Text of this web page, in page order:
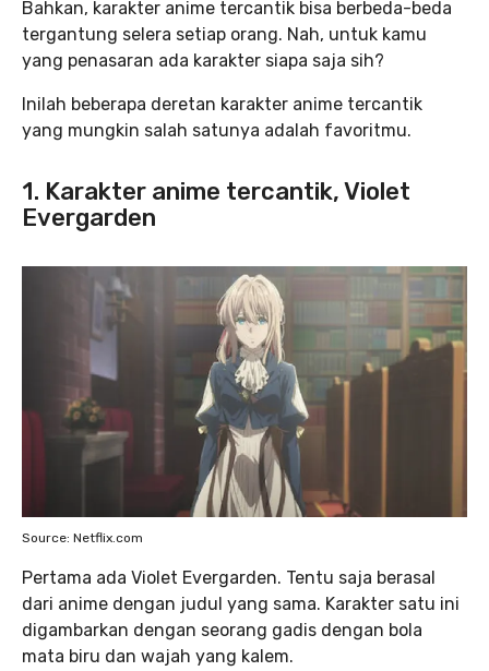
Bahkan, karakter anime tercantik bisa berbeda-beda
tergantung selera setiap orang. Nah, untuk kamu
yang penasaran ada karakter siapa saja sih?
Inilah beberapa deretan karakter anime tercantik
yang mungkin salah satunya adalah favoritmu.
1. Karakter anime tercantik, Violet
Evergarden
Source: Netflix.com
Pertama ada Violet Evergarden. Tentu saja berasal
dari anime dengan judul yang sama. Karakter satu ini
digambarkan dengan seorang gadis dengan bola
mata biru dan wajah yang kalem.